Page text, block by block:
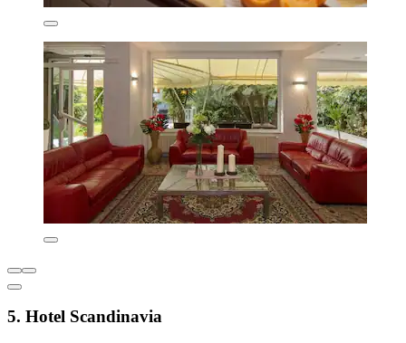
5. Hotel Scandinavia